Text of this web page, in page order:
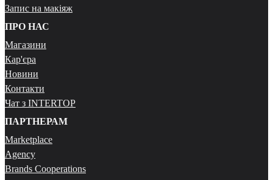
Запис на макіяж
ПРО НАС
Магазини
Кар'єра
Новини
Контакти
Чат з INTERTOP
ПАРТНЕРАМ
Marketplace
Agency
Brands Cooperations